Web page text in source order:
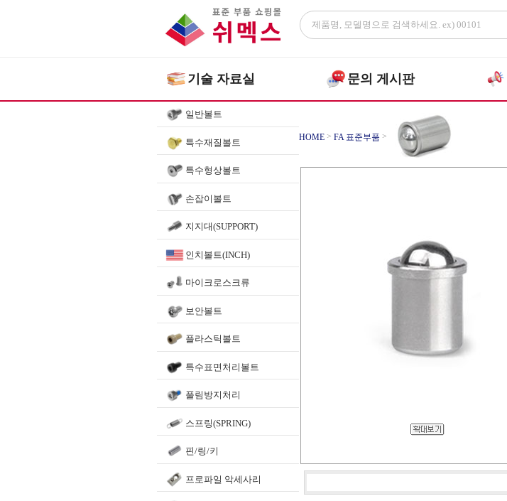
기술 자료실 문의 게시판
일반볼트
특수재질볼트
특수형상볼트
손잡이볼트
지지대(SUPPORT)
인치볼트(INCH)
마이크로스크류
보안볼트
플라스틱볼트
특수표면처리볼트
풀림방지처리
스프링(SPRING)
핀/링/키
프로파일 악세사리
HOME > FA 표준부품 >